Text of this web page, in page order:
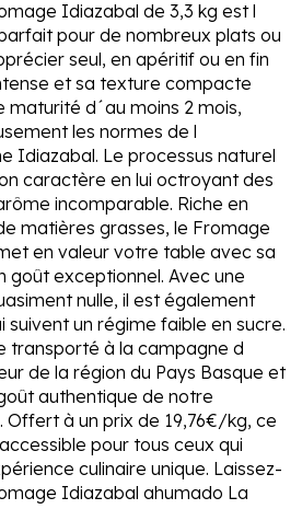
Idiazabal de 3,3 kg est l
pour de nombreux plats ou
seul, en apéritif ou en fin
et sa texture compacte
maturité d´au moins 2 mois,
les normes de l
Idiazabal. Le processus naturel
caractère en lui octroyant des
incomparable. Riche en
matières grasses, le Fromage
en valeur votre table avec sa
goût exceptionnel. Avec une
nulle, il est également
un régime faible en sucre.
transporté à la campagne d
de la région du Pays Basque et
authentique de notre
à un prix de 19,76€/kg, ce
pour tous ceux qui
culinaire unique. Laissez-
Idiazabal ahumado La